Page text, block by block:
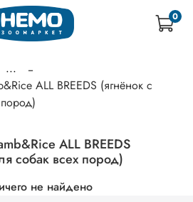
0
...
ALL BREEDS (ягнёнок с
ALL BREEDS
собак всех пород)
не найдено